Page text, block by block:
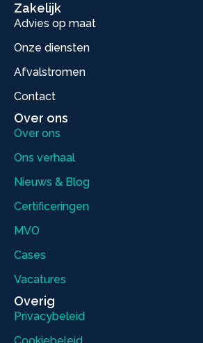
Zakelijk
Advies op maat
Onze diensten
Afvalstromen
Contact
Over ons
Over ons
Ons verhaal
Nieuws & Blog
Certificeringen
MVO
Cases
Vacatures
Overig
Privacybeleid